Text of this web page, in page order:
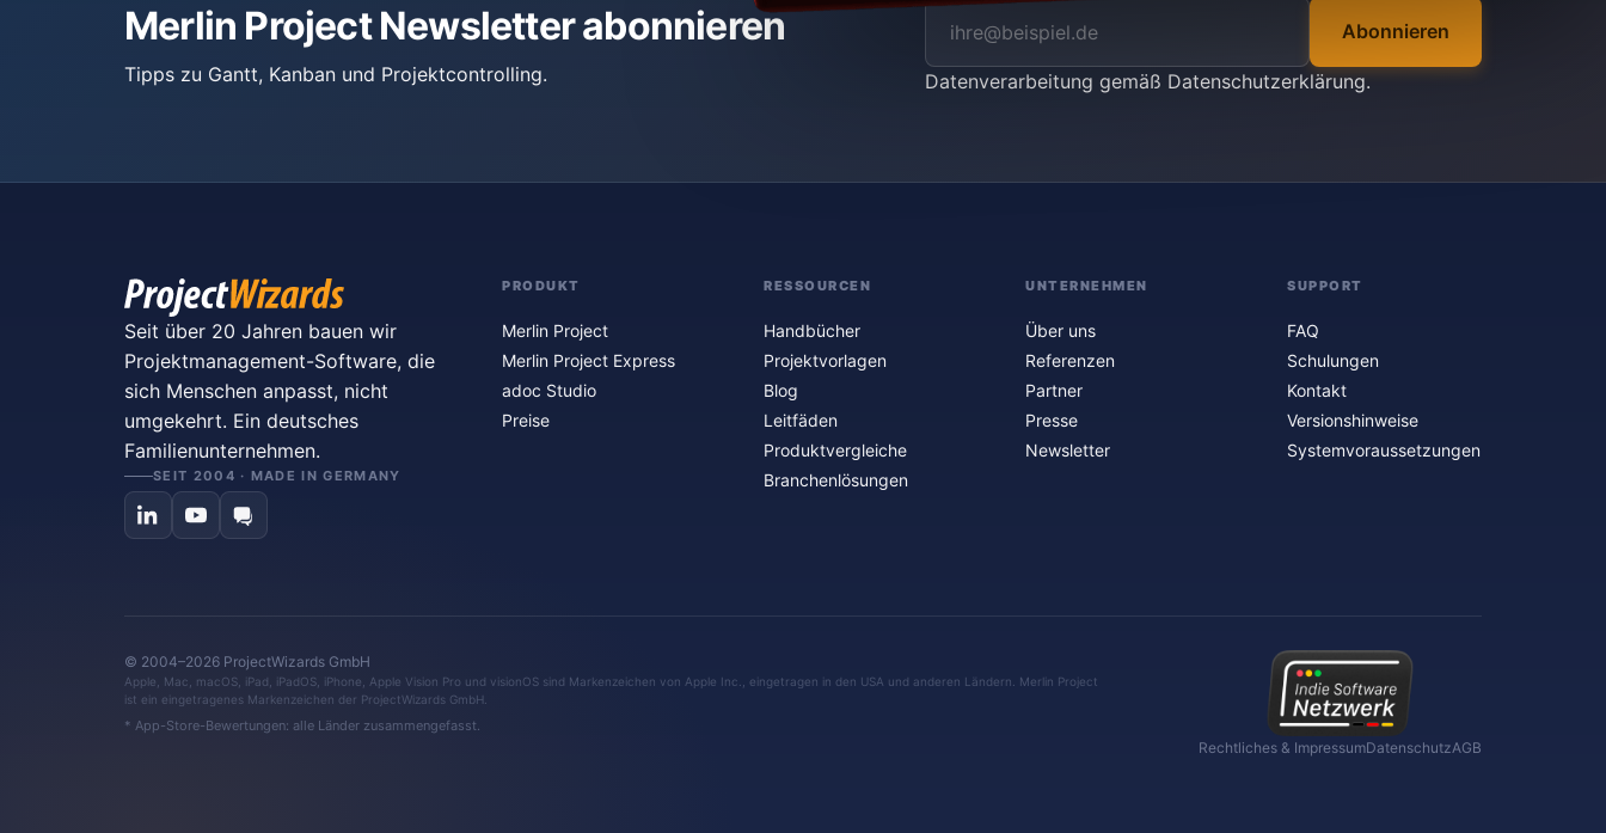
Merlin Project Newsletter abonnieren
Tipps zu Gantt, Kanban und Projektcontrolling.
Abonnieren
Datenverarbeitung gemäß Datenschutzerklärung.
Seit über 20 Jahren bauen wir
Projektmanagement-Software, die
sich Menschen anpasst, nicht
umgekehrt. Ein deutsches
Familienunternehmen.
SEIT 2004 · MADE IN GERMANY
PRODUKT
Merlin Project
Merlin Project Express
adoc Studio
Preise
RESSOURCEN
Handbücher
Projektvorlagen
Blog
Leitfäden
Produktvergleiche
Branchenlösungen
UNTERNEHMEN
Über uns
Referenzen
Partner
Presse
Newsletter
SUPPORT
FAQ
Schulungen
Kontakt
Versionshinweise
Systemvoraussetzungen
© 2004–2026 ProjectWizards GmbH
Apple, Mac, macOS, iPad, iPadOS, iPhone, Apple Vision Pro und visionOS sind Markenzeichen von Apple Inc., eingetragen in den USA und anderen Ländern. Merlin Project
ist ein eingetragenes Markenzeichen der ProjectWizards GmbH.
* App-Store-Bewertungen: alle Länder zusammengefasst.
Rechtliches & ImpressumDatenschutzAGB